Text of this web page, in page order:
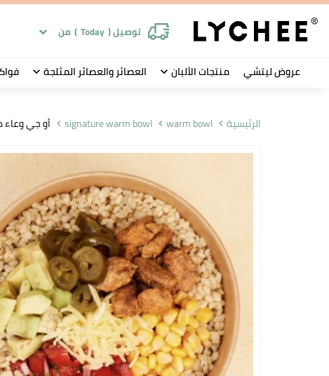
توصيل ( Today
) من
عروض ليتشي منتجات الألبان العصائر والعصائر المثلجة
الرئيسية warm bowl
signature warm bowl أو جي وعاء